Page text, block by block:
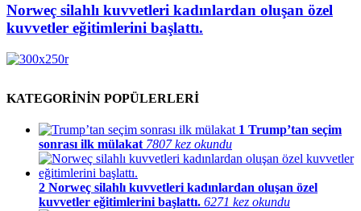
Norweç silahlı kuvvetleri kadınlardan oluşan özel
kuvvetler eğitimlerini başlattı.
KATEGORİNİN POPÜLERLERİ
1 Trump’tan seçim
sonrası ilk mülakat 7807 kez okundu
2 Norweç silahlı kuvvetleri kadınlardan oluşan özel
kuvvetler eğitimlerini başlattı. 6271 kez okundu